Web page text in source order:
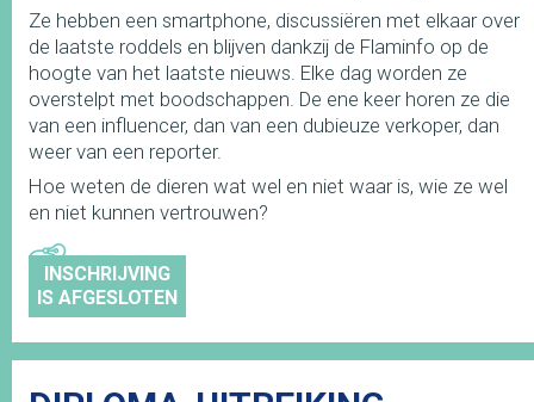
Ze hebben een smartphone, discussiëren met elkaar over
de laatste roddels en blijven dankzij de Flaminfo op de
hoogte van het laatste nieuws. Elke dag worden ze
overstelpt met boodschappen. De ene keer horen ze die
van een influencer, dan van een dubieuze verkoper, dan
weer van een reporter.
Hoe weten de dieren wat wel en niet waar is, wie ze wel
en niet kunnen vertrouwen?
INSCHRIJVING
IS AFGESLOTEN